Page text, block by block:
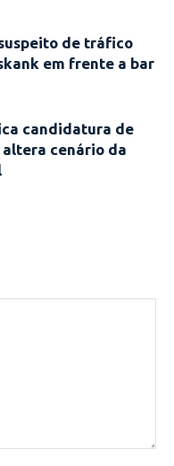
de tráfico
em frente a bar
candidatura de
cenário da